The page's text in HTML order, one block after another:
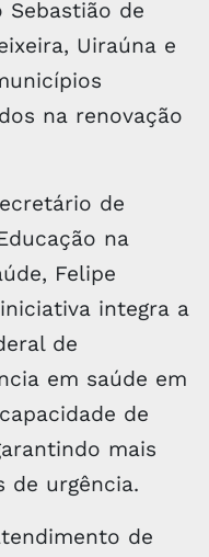
Sebastião de
Uiraúna e
na renovação
de
na
Felipe
integra a
de
em saúde em
de
mais
de urgência.
de